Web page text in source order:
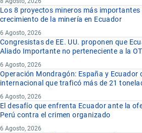
Los 8 proyectos mineros más importantes
crecimiento de la minería en Ecuador
6 Agosto, 2026
Congresistas de EE. UU. proponen que
Aliado Importante no perteneciente a la
6 Agosto, 2026
Operación Mondragón: España y Ecuador
internacional que traficó más de 21
6 Agosto, 2026
El desafío que enfrenta Ecuador ante la
Perú contra el crimen organizado
6 Agosto, 2026